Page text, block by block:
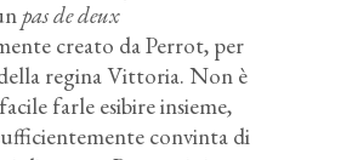
pas de deux
creato da Perrot, per
regina Vittoria. Non è
farle esibire insieme,
convinta di